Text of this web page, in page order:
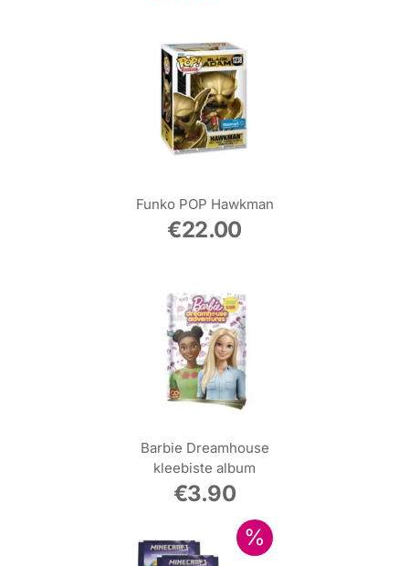
Funko POP Hawkman
€22.00
Barbie Dreamhouse
kleebiste album
€3.90